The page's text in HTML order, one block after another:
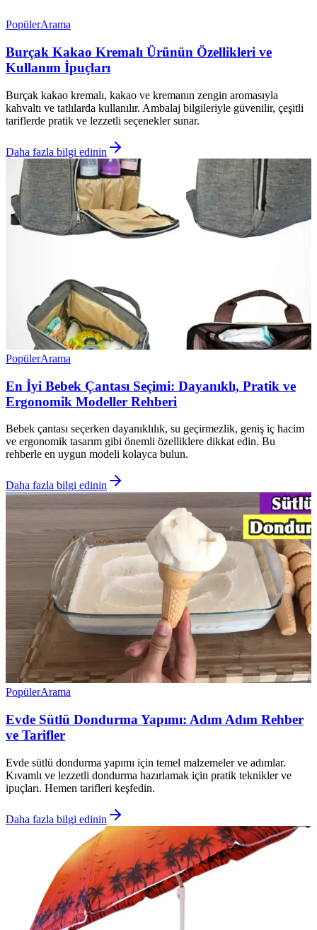
PopülerArama
Burçak Kakao Kremalı Ürünün Özellikleri ve
Kullanım İpuçları
Burçak kakao kremalı, kakao ve kremanın zengin aromasıyla
kahvaltı ve tatlılarda kullanılır. Ambalaj bilgileriyle güvenilir, çeşitli
tariflerde pratik ve lezzetli seçenekler sunar.
Daha fazla bilgi edinin
PopülerArama
En İyi Bebek Çantası Seçimi: Dayanıklı, Pratik ve
Ergonomik Modeller Rehberi
Bebek çantası seçerken dayanıklılık, su geçirmezlik, geniş iç hacim
ve ergonomik tasarım gibi önemli özelliklere dikkat edin. Bu
rehberle en uygun modeli kolayca bulun.
Daha fazla bilgi edinin
PopülerArama
Evde Sütlü Dondurma Yapımı: Adım Adım Rehber
ve Tarifler
Evde sütlü dondurma yapımı için temel malzemeler ve adımlar.
Kıvamlı ve lezzetli dondurma hazırlamak için pratik teknikler ve
ipuçları. Hemen tarifleri keşfedin.
Daha fazla bilgi edinin